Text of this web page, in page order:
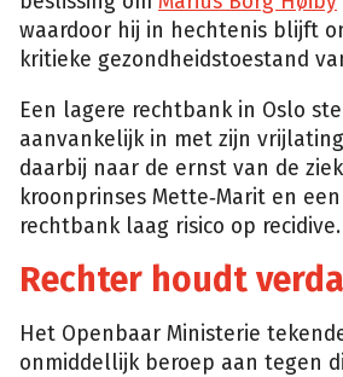
waardoor hij in hechtenis blijft
kritieke gezondheidstoestand
Een lagere rechtbank in Oslo
aanvankelijk in met zijn
daarbij naar de ernst van de
kroonprinses Mette‑Marit en
rechtbank laag risico op recidive.
Rechter houdt
Het Openbaar Ministerie
onmiddellijk beroep aan tegen